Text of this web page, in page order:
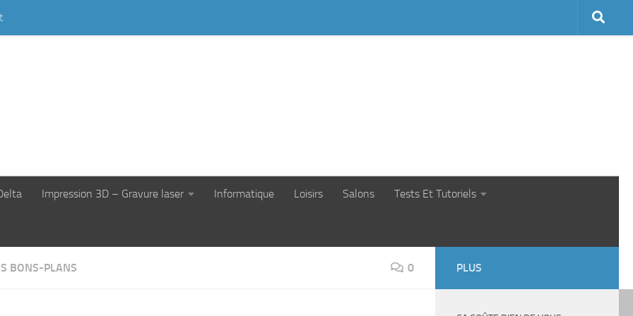
Impression 3D – Gravure laser Informatique Loisirs Salons Tests Et Tutoriels
BONS-PLANS 0 PLUS